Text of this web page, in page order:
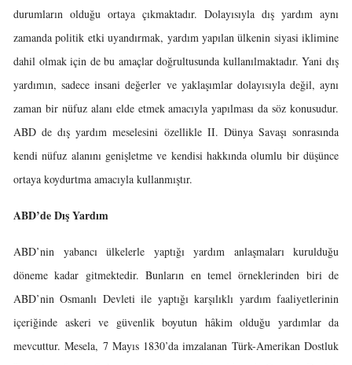
durumların olduğu ortaya çıkmaktadır. Dolayısıyla dış yardım aynı
zamanda politik etki uyandırmak, yardım yapılan ülkenin siyasi iklimine
dahil olmak için de bu amaçlar doğrultusunda kullanılmaktadır. Yani dış
yardımın, sadece insani değerler ve yaklaşımlar dolayısıyla değil, aynı
zaman bir nüfuz alanı elde etmek amacıyla yapılması da söz konusudur.
ABD de dış yardım meselesini özellikle II. Dünya Savaşı sonrasında
kendi nüfuz alanını genişletme ve kendisi hakkında olumlu bir düşünce
ortaya koydurtma amacıyla kullanmıştır.
ABD’de Dış Yardım
ABD’nin yabancı ülkelerle yaptığı yardım anlaşmaları kurulduğu
döneme kadar gitmektedir. Bunların en temel örneklerinden biri de
ABD’nin Osmanlı Devleti ile yaptığı karşılıklı yardım faaliyetlerinin
içeriğinde askeri ve güvenlik boyutun hâkim olduğu yardımlar da
mevcuttur. Mesela, 7 Mayıs 1830’da imzalanan Türk-Amerikan Dostluk